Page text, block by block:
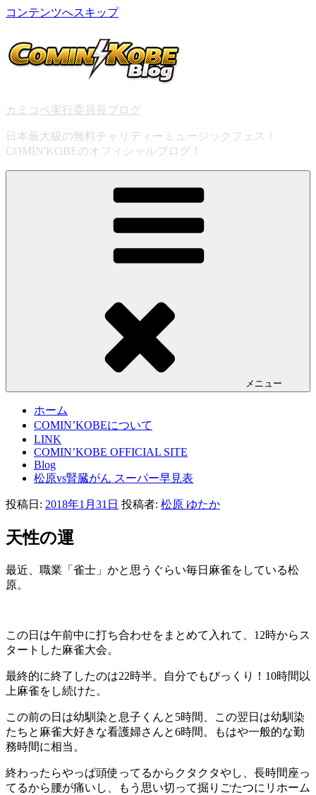
コンテンツへスキップ
カミコベ実行委員長ブログ
日本最大級の無料チャリティーミュージックフェス！
COMIN'KOBEのオフィシャルブログ！
メニュー
ホーム
COMIN’KOBEについて
LINK
COMIN’KOBE OFFICIAL SITE
Blog
松原vs腎臓がん スーパー早見表
投稿日: 2018年1月31日 投稿者: 松原 ゆたか
天性の運
最近、職業「雀士」かと思うぐらい毎日麻雀をしている松
原。
この日は午前中に打ち合わせをまとめて入れて、12時からス
タートした麻雀大会。
最終的に終了したのは22時半。自分でもびっくり！10時間以
上麻雀をし続けた。
この前の日は幼馴染と息子くんと5時間、この翌日は幼馴染
たちと麻雀大好きな看護婦さんと6時間。もはや一般的な勤
務時間に相当。
終わったらやっぱ頭使ってるからクタクタやし、長時間座っ
てるから腰が痛いし、もう思い切って掘りごたつにリホーム